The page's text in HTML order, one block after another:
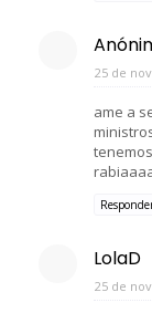
25 de
ame a
LolaD
25 de